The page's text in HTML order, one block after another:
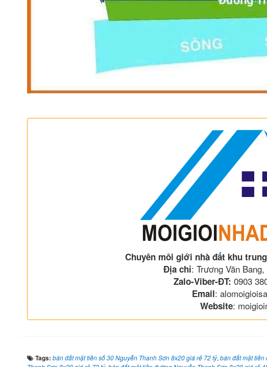
Chuyên môi giới nhà đất khu
Địa chỉ: Trương Văn
Zalo-Viber-ĐT: 0903
Email:
Website:
Tags: bán đất mặt tiền số 30 Nguyễn Thanh Sơn 8x20 giá rẻ 72 tỷ, bán đất mặt